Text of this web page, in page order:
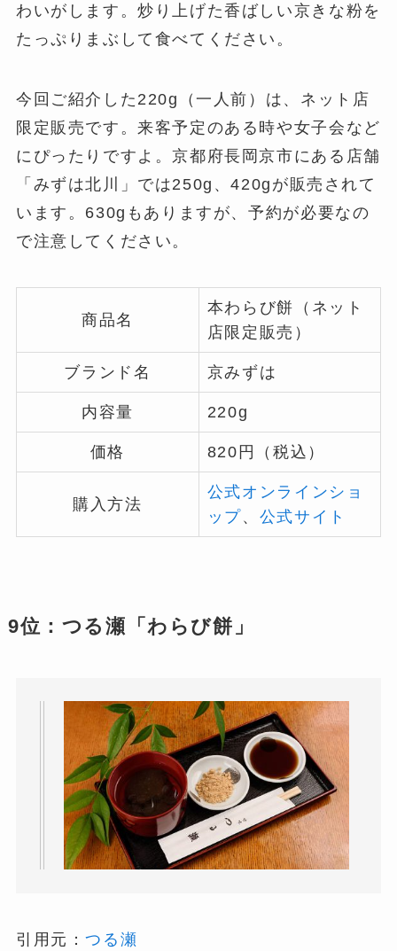
わいがします。炒り上げた香ばしい京きな粉を
たっぷりまぶして食べてください。
今回ご紹介した220g（一人前）は、ネット店
限定販売です。来客予定のある時や女子会など
にぴったりですよ。京都府長岡京市にある店舗
「みずは北川」では250g、420gが販売されて
います。630gもありますが、予約が必要なの
で注意してください。
商品名
本わらび餅（ネット
店限定販売）
ブランド名 京みずは
内容量 220g
価格 820円（税込）
購入方法
公式オンラインショ
ップ、 公式サイト
9位：つる瀬「わらび餅」
引用元：つる瀬